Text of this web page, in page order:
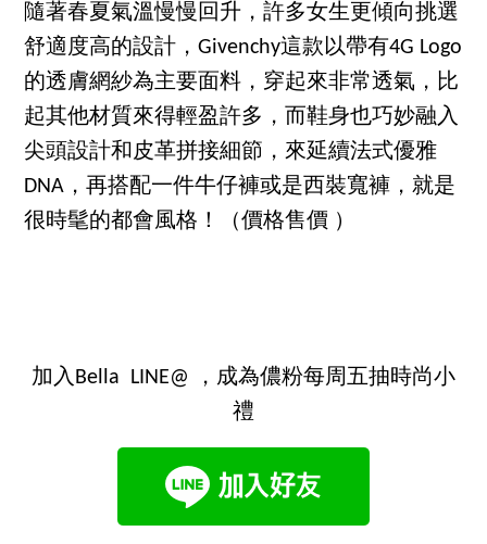
隨著春夏氣溫慢慢回升，許多女生更傾向挑選
舒適度高的設計，Givenchy這款以帶有4G Logo
的透膚網紗為主要面料，穿起來非常透氣，比
起其他材質來得輕盈許多，而鞋身也巧妙融入
尖頭設計和皮革拼接細節，來延續法式優雅
DNA，再搭配一件牛仔褲或是西裝寬褲，就是
很時髦的都會風格！（價格售價 ）
加入Bella LINE@ ，成為儂粉每周五抽時尚小
禮